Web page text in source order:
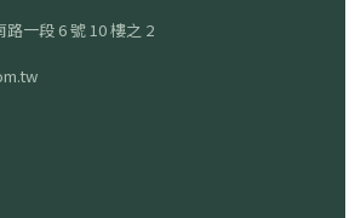
一段 6 號 10 樓之 2